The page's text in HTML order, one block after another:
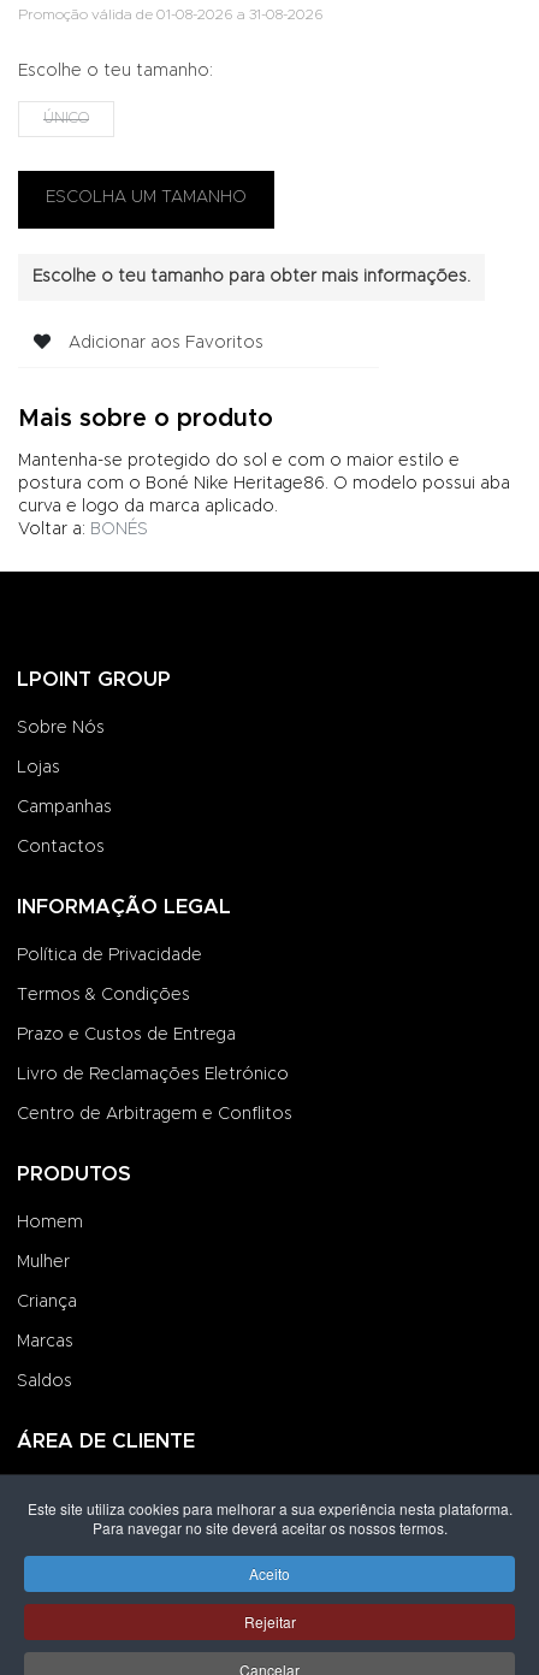
Promoção válida de 01-08-2026 a 31-08-2026
Escolhe o teu tamanho:
ÚNICO
Escolhe o teu tamanho para obter mais informações.
Adicionar aos Favoritos
Mais sobre o produto
Mantenha-se protegido do sol e com o maior estilo e
postura com o Boné Nike Heritage86. O modelo possui aba
curva e logo da marca aplicado.
Voltar a: BONÉS
LPOINT GROUP
Sobre Nós
Lojas
Campanhas
Contactos
INFORMAÇÃO LEGAL
Política de Privacidade
Termos & Condições
Prazo e Custos de Entrega
Livro de Reclamações Eletrónico
Centro de Arbitragem e Conflitos
PRODUTOS
Homem
Mulher
Criança
Marcas
Saldos
ÁREA DE CLIENTE
Criar uma Conta
Direitos de autor © 2026 Grupo Lpoint® Footwear & Co.. Todos os
direitos reservados.
Este site utiliza cookies para melhorar a sua experiência nesta plataforma.
Para navegar no site deverá aceitar os nossos termos.
Aceito
Rejeitar
Cancelar